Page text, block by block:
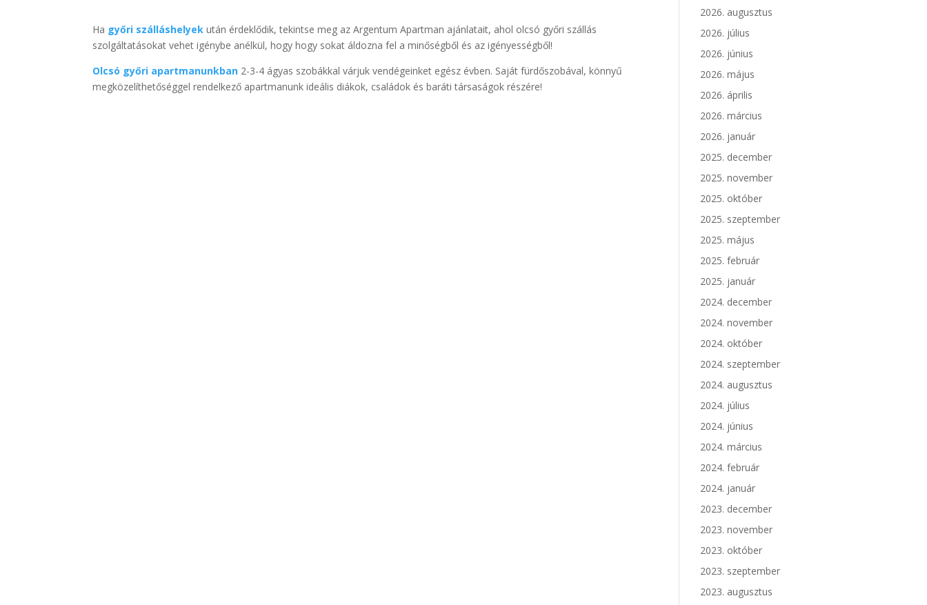
Ha győri szálláshelyekután érdeklődik, tekintse meg az Argentum Apartman ajánlatait, ahol olcsó győri szállás
szolgáltatásokat vehet igénybe anélkül, hogy hogy sokat áldozna fel a minőségből és az igényességből!
Olcsó győri apartmanunkban 2-3-4 ágyas szobákkal várjuk vendégeinket egész évben. Saját fürdőszobával, könnyű
megközelíthetőséggel rendelkező apartmanunk ideális diákok, családok és baráti társaságok részére!
2026. augusztus
2026. július
2026. június
2026. május
2026. április
2026. március
2026. január
2025. december
2025. november
2025. október
2025. szeptember
2025. május
2025. február
2025. január
2024. december
2024. november
2024. október
2024. szeptember
2024. augusztus
2024. július
2024. június
2024. március
2024. február
2024. január
2023. december
2023. november
2023. október
2023. szeptember
2023. augusztus